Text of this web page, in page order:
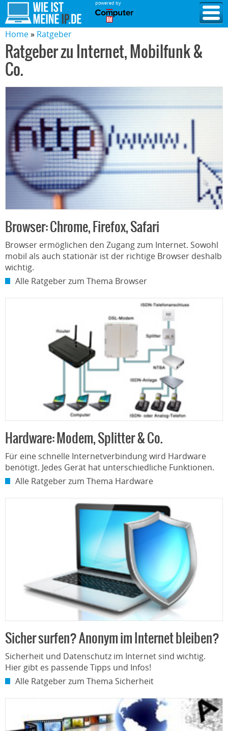
powered by
Home Ratgeber
Ratgeber zu Internet, Mobilfunk &
Co.
Browser: Chrome, Firefox, Safari
Browser ermöglichen den Zugang zum Internet. Sowohl
mobil als auch stationär ist der richtige Browser deshalb
wichtig.
Alle Ratgeber zum Thema Browser
Hardware: Modem, Splitter & Co.
Für eine schnelle Internetverbindung wird Hardware
benötigt. Jedes Gerät hat unterschiedliche Funktionen.
Alle Ratgeber zum Thema Hardware
Sicher surfen? Anonym im Internet bleiben?
Sicherheit und Datenschutz im Internet sind wichtig.
Hier gibt es passende Tipps und Infos!
Alle Ratgeber zum Thema Sicherheit